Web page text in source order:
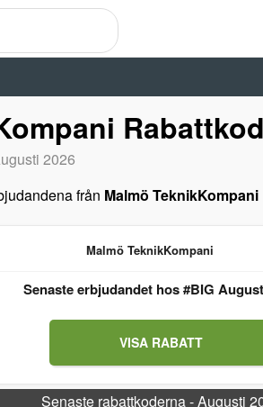
Rabattkod
2026
från Malmö TeknikKompani
Malmö TeknikKompani
Senaste erbjudandet hos #BIG
VISA RABATT
Senaste rabattkoderna - Augusti